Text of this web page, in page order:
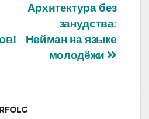
Архитектура без
занудства:
Нейман на языке
молодёжи